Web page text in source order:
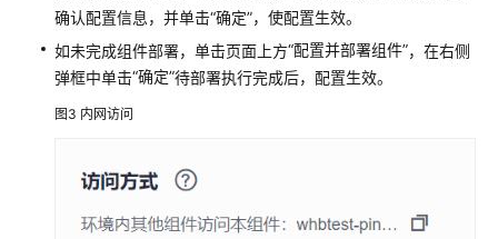
配
置
件
置
概
述
确认配置信息，并单击“确定”，使配置生效。
如未完成组件部署，单击页面上方“配置并部署组件”，在右侧
弹框中单击“确定”待部署执行完成后，配置生效。
图3 内网访问